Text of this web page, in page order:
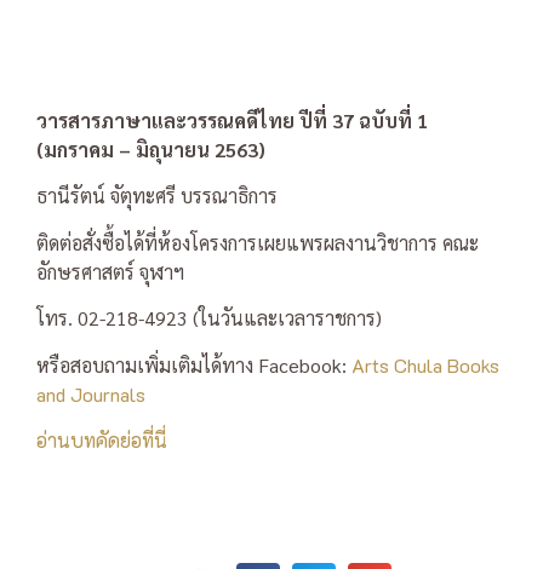
วารสารภาษาและวรรณคดีไทย ปีที่ 37 ฉบับที่ 1
(มกราคม – มิถุนายน 2563)
ธานีรัตน์ จัตุทะศรี บรรณาธิการ
ติดต่อสั่งซื้อได้ที่ห้องโครงการเผยแพรผลงานวิชาการ คณะ
อักษรศาสตร์ จุฬาฯ
โทร. 02-218-4923 (ในวันและเวลาราชการ)
หรือสอบถามเพิ่มเติมได้ทาง Facebook: Arts Chula Books
and Journals
อ่านบทคัดย่อที่นี่